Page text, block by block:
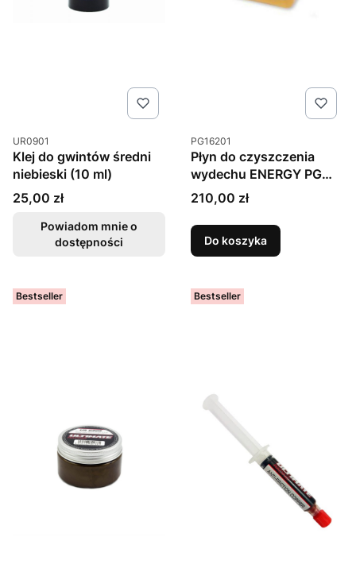
Kod produktu
UR0901
Klej do gwintów średni
niebieski (10 ml)
Cena
25,00 zł
Powiadom mnie o
dostępności
Kod produktu
PG16201
Płyn do czyszczenia
wydechu ENERGY PG
Poly Liquid 2400g
Cena
210,00 zł
Do koszyka
Bestseller Bestseller